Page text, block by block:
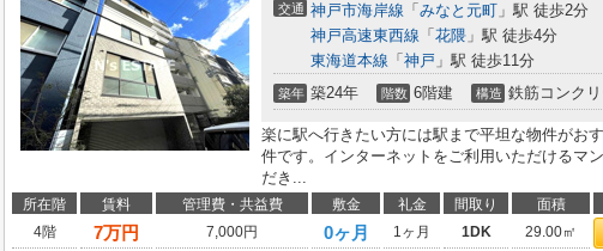
交通 神戸市海岸線 「 みなと元町 」駅 徒歩2分
神戸高速東西線 「 花隈 」駅 徒歩4分
東海道本線 「 神戸 」駅 徒歩11分
築年 築24年 階数 6階建 構造 鉄筋コンクリ
楽に駅へ行きたい方には駅まで平坦な物件がお
件です。インターネットをご利用いただけるマ
だき...
所在階 賃料 管理費・共益費 敷金 礼金 間取り 面積
4階
7万円 7,000円 0ヶ月 1ヶ月 1DK 29.00㎡